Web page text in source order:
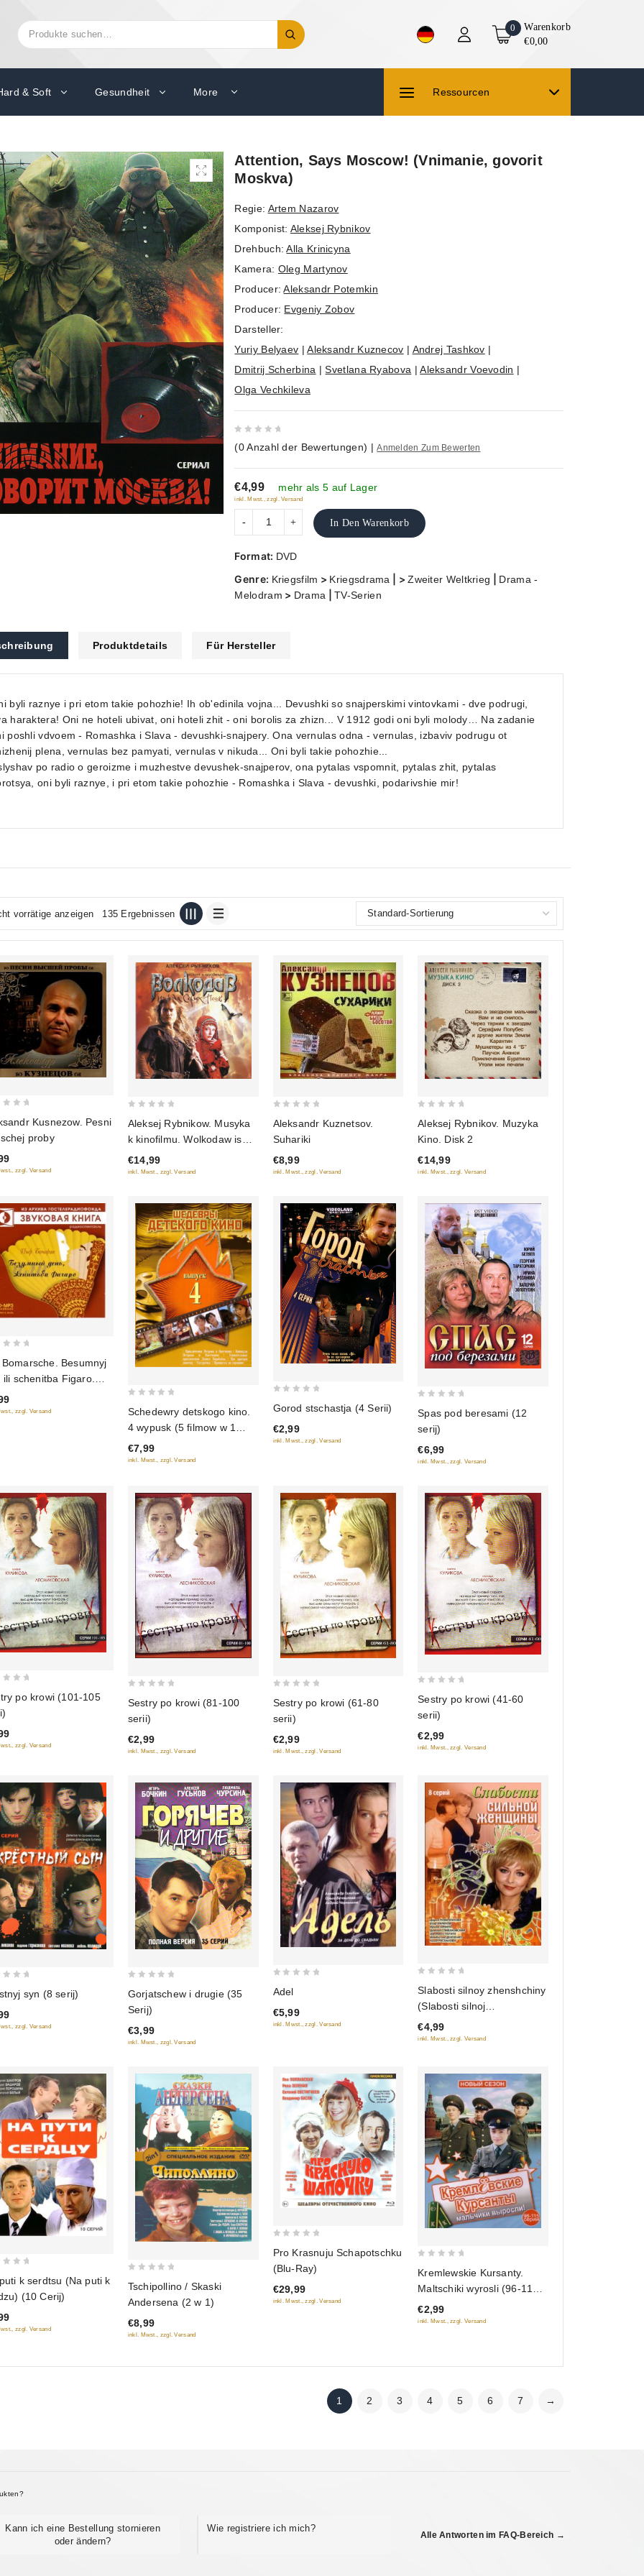
Suchen
nach:
0
Warenkorb
€0,00
& Soft Gesundheit More Ressourcen
Attention, Says Moscow! (Vnimanie, govorit
Moskva)
Regie: Artem Nazarov
Komponist: Aleksej Rybnikov
Drehbuch:Alla Krinicyna
Kamera: Oleg Martynov
Producer:Aleksandr Potemkin
Producer: Evgeniy Zobov
Darsteller:
Yuriy Belyaev |Aleksandr Kuznecov | Andrej Tashkov |
Dmitrij Scherbina |Svetlana Ryabova |Aleksandr Voevodin |
Olga Vechkileva
out
of
5
(0Anzahl der Bewertungen) | Anmelden Zum Bewerten
€4,99 mehr als 5 auf Lager
inkl. Mwst., zzgl. Versand
In Den Warenkorb
Format: DVD
Genre: Kriegsfilm > Kriegsdrama | >Zweiter Weltkrieg
Drama -
Melodram > Drama |TV-Serien
Produktdetails Für Hersteller
byli raznye i pri etom takie pohozhie! Ih ob'edinila vojna... Devushki so snajperskimi vintovkami - dve podrugi,
haraktera! Oni ne hoteli ubivat, oni hoteli zhit - oni borolis za zhizn... V 1912 godi oni byli molody… Na zadanie
poshli vdvoem - Romashka i Slava - devushki-snajpery. Ona vernulas odna - vernulas, izbaviv podrugu ot
plena, vernulas bez pamyati, vernulas v nikuda... Oni byli takie pohozhie...
po radio o geroizme i muzhestve devushek-snajperov, ona pytalas vspomnit, pytalas zhit, pytalas
oni byli raznye, i pri etom takie pohozhie - Romashka i Slava - devushki, podarivshie mir!
vorrätige anzeigen 135 Ergebnissen
Kusnezow. Pesni
proby
zzgl. Versand
of
5
Aleksej Rybnikow. Musyka
k kinofilmu. Wolkodaw is
roda Serych Psow
€14,99
inkl. Mwst., zzgl. Versand
of
5
Aleksandr Kuznetsov.
Suhariki
€8,99
inkl. Mwst., zzgl. Versand
of
5
Aleksej Rybnikov. Muzyka
Kino. Disk 2
€14,99
inkl. Mwst., zzgl. Versand
Bomarsche. Besumnyj
ili schenitba Figaro.
(audiokniga
zzgl. Versand
of
5
Schedewry detskogo kino.
4 wypusk (5 filmow w 1
diske)
€7,99
inkl. Mwst., zzgl. Versand
of
5
Gorod stschastja (4 Serii)
€2,99
inkl. Mwst., zzgl. Versand
out
of
5
Spas pod beresami (12
serij)
€6,99
inkl. Mwst., zzgl. Versand
po krowi (101-105
zzgl. Versand
of
5
Sestry po krowi (81-100
serii)
€2,99
inkl. Mwst., zzgl. Versand
of
5
Sestry po krowi (61-80
serii)
€2,99
inkl. Mwst., zzgl. Versand
of
5
Sestry po krowi (41-60
serii)
€2,99
inkl. Mwst., zzgl. Versand
syn (8 serij)
zzgl. Versand
of
5
Gorjatschew i drugie (35
Serij)
€3,99
inkl. Mwst., zzgl. Versand
of
5
Adel
€5,99
inkl. Mwst., zzgl. Versand
of
5
Slabosti silnoy zhenshchiny
(Slabosti silnoj
schenschtschiny) (8 serij)
€4,99
inkl. Mwst., zzgl. Versand
k serdtsu (Na puti k
(10 Cerij)
zzgl. Versand
of
5
Tschipollino / Skaski
Andersena (2 w 1)
€8,99
inkl. Mwst., zzgl. Versand
of
5
Pro Krasnuju Schapotschku
(Blu-Ray)
€29,99
inkl. Mwst., zzgl. Versand
of
5
Kremlewskie Kursanty.
Maltschiki wyrosli (96-115
Serij)
€2,99
inkl. Mwst., zzgl. Versand
1 2 3 4 5 6 7 →
Kann ich eine Bestellung stornieren
oder ändern?
Wie registriere ich mich?
Alle Antworten im FAQ-Bereich →